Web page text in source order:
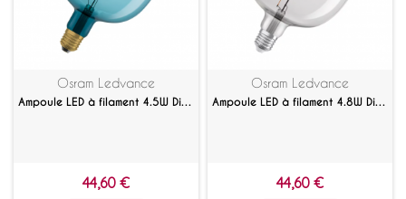
Osram Ledvance
Ampoule LED à filament 4.5W Dimmable Vintage Edition 1906 Ballon Bleu
44,60 €
Osram Ledvance
Ampoule LED à filament 4.8W Dimmable Vintage Edition 1906 Ballon Clair
44,60 €